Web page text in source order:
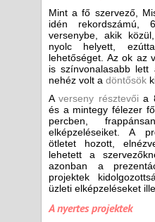
Mint a fő szervező,
idén rekordszámú,
versenybe, akik
nyolc helyett,
lehetőséget. Az ok az
is színvonalasabb
nehéz volt a döntősök
Averseny résztevői a
és a mintegy félezer
percben,
elképzeléseiket. A
ötletet hozott,
lehetett a
azonban a
projektek
üzleti elképzeléseket
A nyertes projektek